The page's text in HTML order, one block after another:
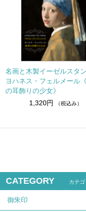
名画と木製イーゼルスタ
ヨハネス・フェルメール
の耳飾りの少女》
1,320円
（税込み）
CATEGORY カテゴ
御朱印